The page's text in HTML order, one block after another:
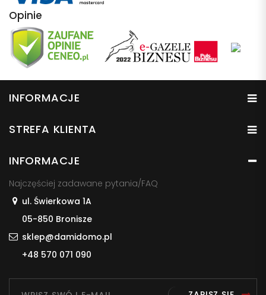
Opinie
INFORMACJE
STREFA KLIENTA
INFORMACJE
Najczęściej zadawane pytania/FAQ
ul. Świerkowa 1A
05-850 Bronisze
sklep@damidomo.pl
+48 570 071 090